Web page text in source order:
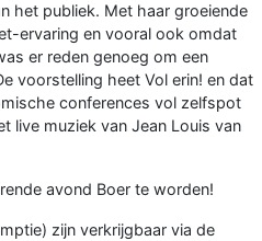
het publiek. Met haar groeiende
ervaring en vooral ook omdat
er reden genoeg om een
voorstelling heet Vol erin! en dat
conferences vol zelfspot
live muziek van Jean Louis van
avond Boer te worden!
zijn verkrijgbaar via de